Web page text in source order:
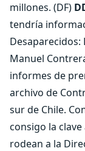
millones. (DF)
tendría
Manuel
informes de
archivo de
sur de Chile.
consigo la
rodean a la